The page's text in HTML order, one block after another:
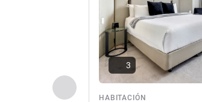
Anterior - Habitación
HABITACIÓN
3